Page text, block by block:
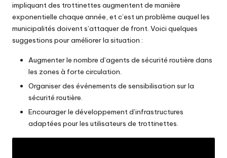
impliquant des trottinettes augmentent de manière
exponentielle chaque année, et c’est un problème auquel les
municipalités doivent s’attaquer de front. Voici quelques
suggestions pour améliorer la situation :
Augmenter le nombre d’agents de sécurité routière dans
les zones à forte circulation.
Organiser des événements de sensibilisation sur la
sécurité routière.
Encourager le développement d’infrastructures
adaptées pour les utilisateurs de trottinettes.